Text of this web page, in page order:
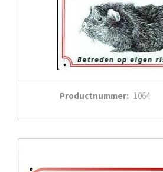
Productnummer: 1064